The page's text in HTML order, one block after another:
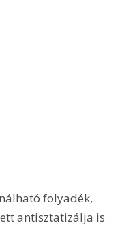
folyadék,
antisztatizálja is